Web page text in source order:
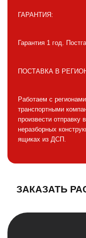
ГАРАНТИЯ:
Гарантия 1 год.
ПОСТАВКА В
Работаем с
транспортными
произвести отправку
неразборных
ящиках из ДСП.
ЗАКАЗАТЬ